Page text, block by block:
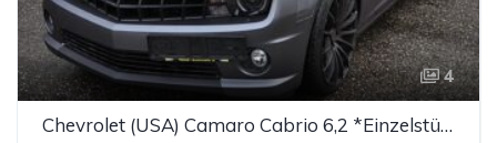
4
Chevrolet (USA) Camaro Cabrio 6,2 *Einzelstück!*